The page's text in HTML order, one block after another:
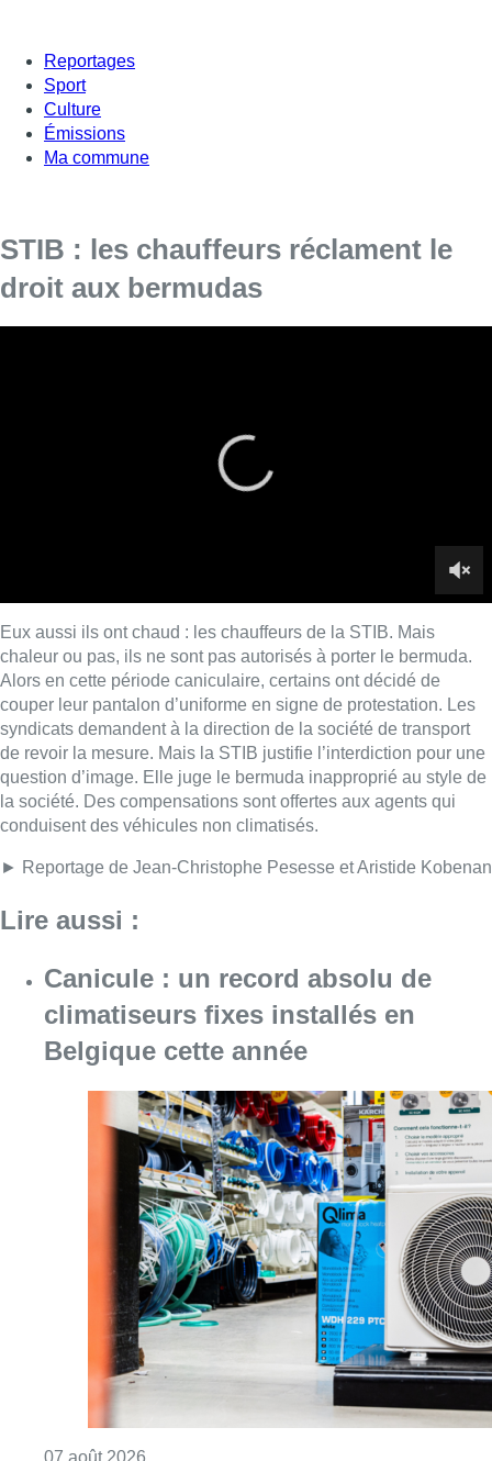
Reportages
Sport
Culture
Émissions
Ma commune
STIB : les chauffeurs réclament le
droit aux bermudas
syndicats demandent à la direction de la société de transport
de revoir la mesure. Mais la STIB justifie l’interdiction pour une
question d’image. Elle juge le bermuda inapproprié au style de
► Reportage de Jean-Christophe Pesesse et Aristide Kobenan
Lire aussi :
Canicule : un record absolu de
climatiseurs fixes installés en
Belgique cette année
07 août 2026Consulter l'article "Canicule : un record
Le RWDM récolte déjà 100.000
euros pour financer sa
reconstruction